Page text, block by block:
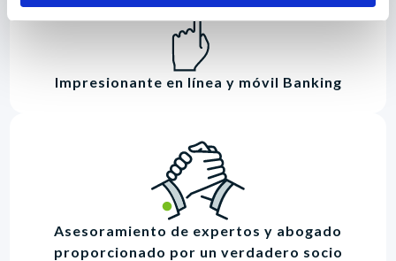
Impresionante en línea y móvil Banking
Asesoramiento de expertos y abogado
proporcionado por un verdadero socio